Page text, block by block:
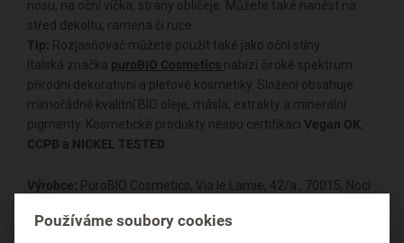
nosu, na oční víčka, strany obličeje. Můžete také nanést na
střed dekoltu, ramena či ruce.
Tip: Rozjasňovač můžete použít také jako oční stíny.
Italská značka puroBIO Cosmetics nabízí široké spektrum
přírodní dekorativní a pleťové kosmetiky. Složení obsahuje
mimořádně kvalitní BIO oleje, másla, extrakty a minerální
pigmenty. Kosmetické produkty nesou certifikaci Vegan OK,
CCPB a NICKEL TESTED.
Výrobce: PuroBIO Cosmetics, Via le Lamie, 42/a , 70015, Noci
Používáme soubory cookies